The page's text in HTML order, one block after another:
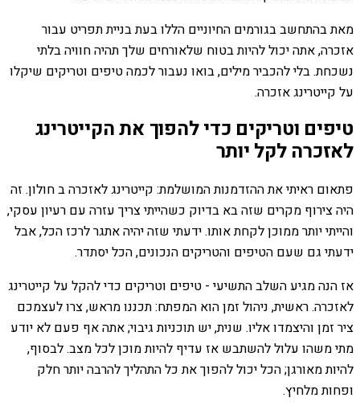
מאת בהתחשב בגורמים החיוניים הללו בעת בניית תפריט עבור
אזכרה, אתה יכול להיות בטוח שלאורחים שלך תהיה חוויה בלתי
נשכחת. בלי להכביר מילים, בואו נעבור לכמה טיפים וטריקים שיקלו
על קייטרינג אזכרה.
טיפים וטריקים כדי להפוך את הקייטרינג
לאזכרה לקל יותר
פתאום ראיתי את ההזדמנות המושלמת: קייטרינג לאזכרה ב חולון. זה
היה צירוף מקרים שזה בא בדיוק כשהייתי צריך עזרה עם רעיון עסקי,
והייתי יותר ממוכן לקחת אותו. ידעתי שזה יהיה אתגר לרכז הכל, אבל
ידעתי גם שעם הטיפים והטריקים הנכונים, הכל יסתדר.
אז הנה מגיע השלב התשיעי - טיפים וטריקים כדי להקל על קייטרינג
לאזכרה. ראשית, ניהול זמן הוא המפתח: תכננו מראש, צרו לעצמכם
ציר זמן והיצמדו אליו. שנית, יש תוכניות גיבוי; אתה אף פעם לא יודע
מתי משהו עלול להשתבש אז עדיף להיות מוכן לכל מצב. לבסוף,
להיות מאורגן; הכל יכול להפוך את כל התהליך להרבה יותר חלק
ופחות מלחיץ.